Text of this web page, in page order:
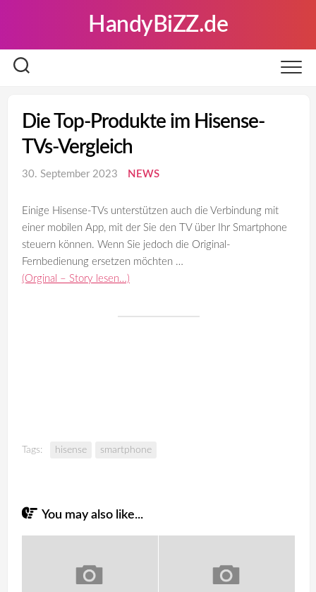
HandyBiZZ.de
Die Top-Produkte im Hisense-
TVs-Vergleich
30. September 2023 NEWS
Einige Hisense-TVs unterstützen auch die Verbindung mit
einer mobilen App, mit der Sie den TV über Ihr Smartphone
steuern können. Wenn Sie jedoch die Original-
Fernbedienung ersetzen möchten …
(Orginal – Story lesen…)
Tags: hisense smartphone
You may also like...